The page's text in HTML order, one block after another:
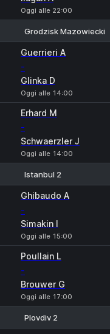
Oggi alle 22:00
Grodzisk Mazowiecki
Guerrieri A
-
Glinka D
Oggi alle 14:00
Erhard M
-
Schwaerzler J
Oggi alle 14:00
Istanbul 2
Ghibaudo A
-
Simakin I
Oggi alle 15:00
Poullain L
-
Brouwer G
Oggi alle 17:00
Plovdiv 2